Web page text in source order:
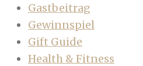
Gastbeitrag
Gewinnspiel
Gift Guide
Health & Fitness